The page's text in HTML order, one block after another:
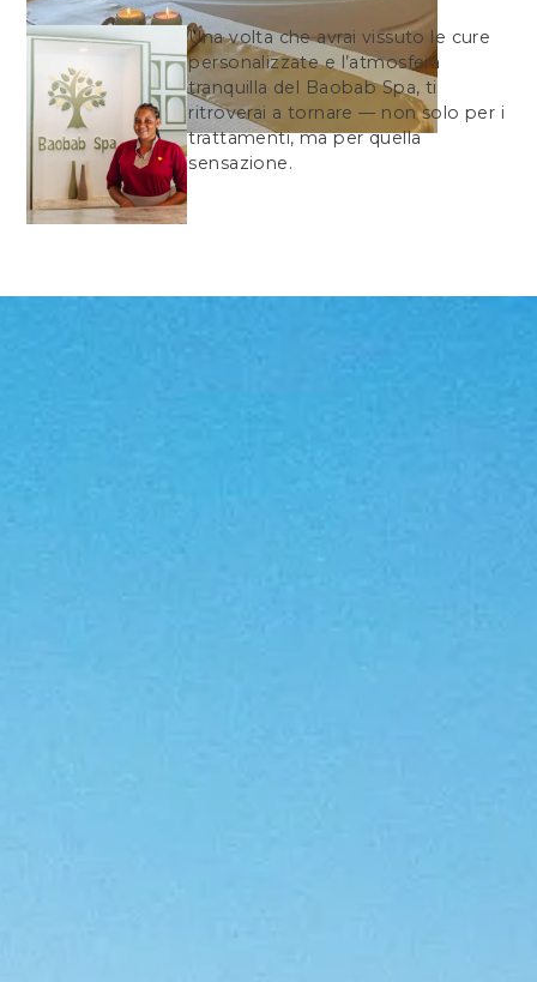
Una volta che avrai vissuto le cure
personalizzate e l’atmosfera
tranquilla del Baobab Spa, ti
ritroverai a tornare — non solo per i
trattamenti, ma per quella
sensazione.